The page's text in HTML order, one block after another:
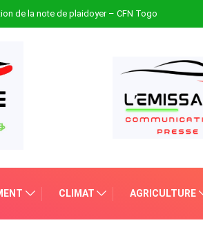
de la note de plaidoyer – CFN Togo
CLIMAT AGRICULTURE